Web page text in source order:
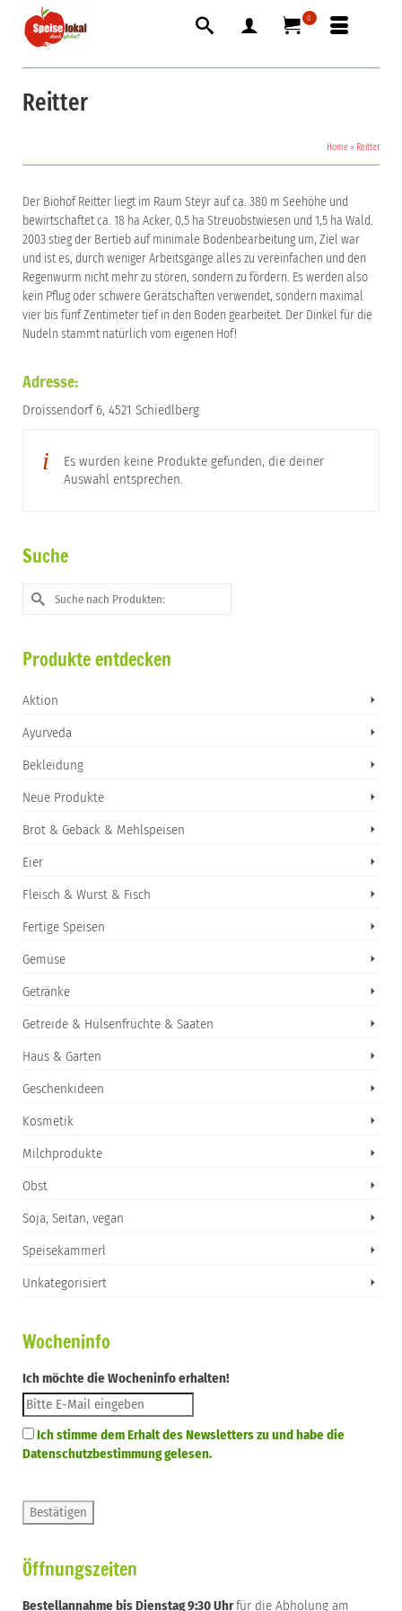
0
Reitter
Home » Reitter
Der Biohof Reitter liegt im Raum Steyr auf ca. 380 m Seehöhe und
bewirtschaftet ca. 18 ha Acker, 0,5 ha Streuobstwiesen und 1,5 ha Wald.
2003 stieg der Bertieb auf minimale Bodenbearbeitung um, Ziel war
und ist es, durch weniger Arbeitsgänge alles zu vereinfachen und den
Regenwurm nicht mehr zu stören, sondern zu fördern. Es werden also
kein Pflug oder schwere Gerätschaften verwendet, sondern maximal
vier bis fünf Zentimeter tief in den Boden gearbeitet. Der Dinkel für die
Nudeln stammt natürlich vom eigenen Hof!
Adresse:
Droissendorf 6, 4521 Schiedlberg
Es wurden keine Produkte gefunden, die deiner
Auswahl entsprechen.
Suche
Suche
nach:
Produkte entdecken
Aktion
Ayurveda
Bekleidung
Neue Produkte
Brot & Gebäck & Mehlspeisen
Eier
Fleisch & Wurst & Fisch
Fertige Speisen
Gemüse
Getränke
Getreide & Hülsenfrüchte & Saaten
Haus & Garten
Geschenkideen
Kosmetik
Milchprodukte
Obst
Soja, Seitan, vegan
Speisekammerl
Unkategorisiert
Wocheninfo
Ich möchte die Wocheninfo erhalten!
Ich stimme dem Erhalt des Newsletters zu und habe die
Datenschutzbestimmung gelesen.
Öffnungszeiten
Bestellannahme bis Dienstag 9:30 Uhrfür die Abholung am